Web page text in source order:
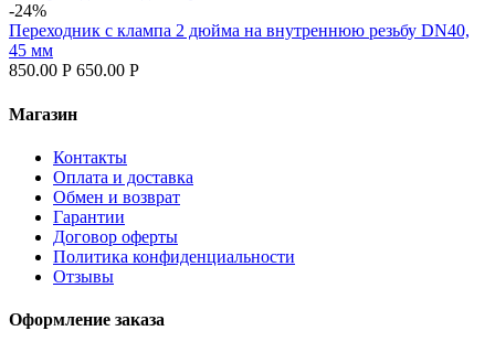
-24%
Переходник с клампа 2 дюйма на внутреннюю резьбу DN40,
45 мм
850.00 Р 650.00 Р
Магазин
Контакты
Оплата и доставка
Обмен и возврат
Гарантии
Договор оферты
Политика конфиденциальности
Отзывы
Оформление заказа